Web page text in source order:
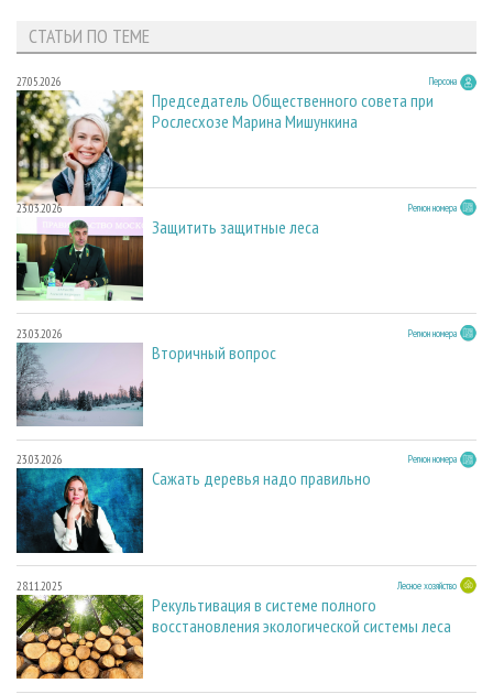
СТАТЬИ ПО ТЕМЕ
27.05.2026 Персона
Председатель Общественного совета при
Рослесхозе Марина Мишункина
23.03.2026 Регион номера
Защитить защитные леса
23.03.2026 Регион номера
Вторичный вопрос
23.03.2026 Регион номера
Сажать деревья надо правильно
28.11.2025 Лесное хозяйство
Рекультивация в системе полного
восстановления экологической системы леса